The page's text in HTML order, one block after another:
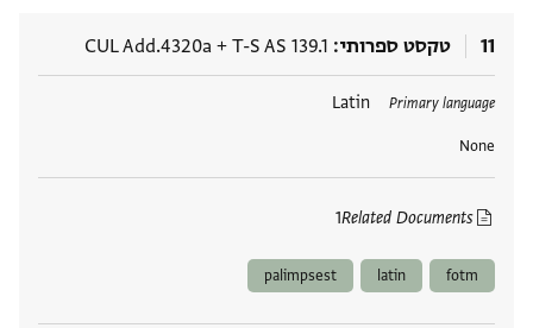
11 טקסט ספרותי T-S AS 139.1
+
CUL Add.4320a
Primary language
Latin
None
Related Documents
1
תגים
fotm
latin
palimpsest